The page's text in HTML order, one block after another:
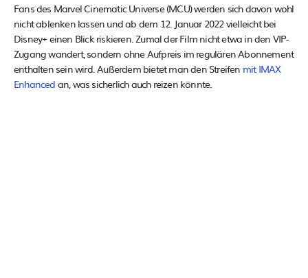
Fans des Marvel Cinematic Universe (MCU) werden sich davon wohl
nicht ablenken lassen und ab dem 12. Januar 2022 vielleicht bei
Disney+ einen Blick riskieren. Zumal der Film nicht etwa in den VIP-
Zugang wandert, sondern ohne Aufpreis im regulären Abonnement
enthalten sein wird. Außerdem bietet man den Streifen mit IMAX
Enhanced an, was sicherlich auch reizen könnte.